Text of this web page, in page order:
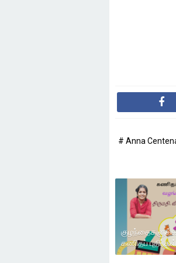
# Anna
கணிதப்